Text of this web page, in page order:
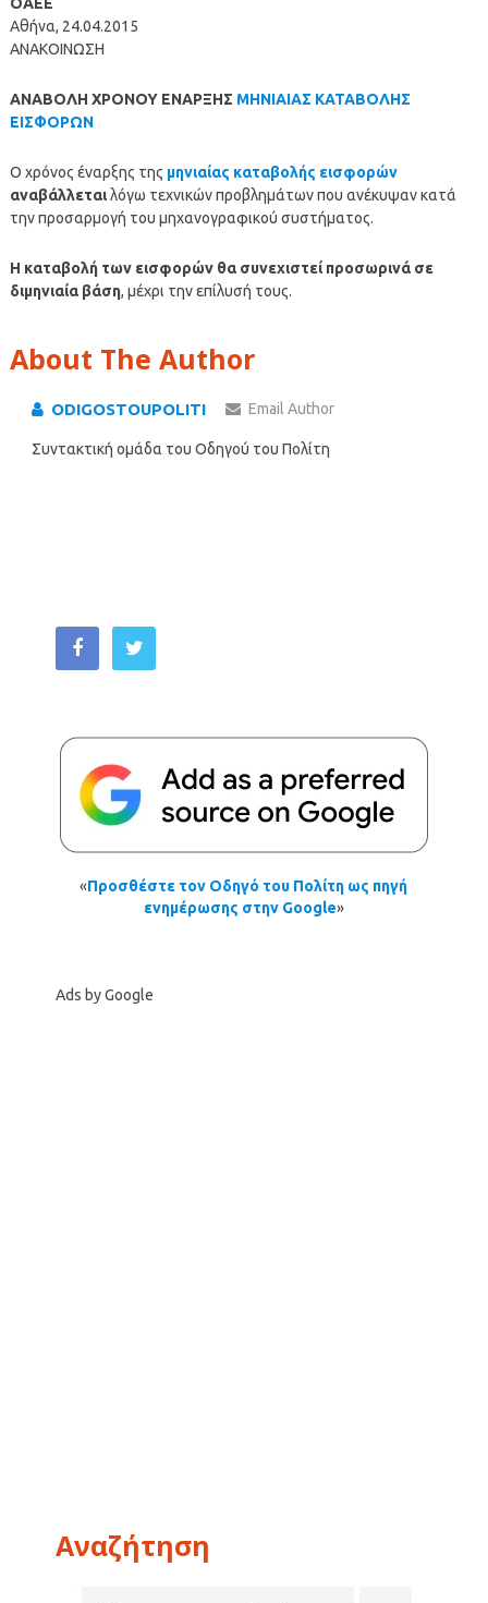
Αθήνα, 24.04.2015
ΑΝΑΚΟΙΝΩΣΗ
ΑΝΑΒΟΛΗ ΧΡΟΝΟΥ ΕΝΑΡΞΗΣ ΜΗΝΙΑΙΑΣ ΚΑΤΑΒΟΛΗΣ
ΕΙΣΦΟΡΩΝ
Ο χρόνος έναρξης της μηνιαίας καταβολής εισφορών
αναβάλλεταιλόγω τεχνικών προβλημάτων που ανέκυψαν κατά
την προσαρμογή του μηχανογραφικού συστήματος.
Η καταβολή των εισφορών θα συνεχιστεί προσωρινά σε
διμηνιαία βάση, μέχρι την επίλυσή τους.
About The Author
ODIGOSTOUPOLITI Email Author
Συντακτική ομάδα του Οδηγού του Πολίτη
«Προσθέστε τον Οδηγό του Πολίτη ως πηγή
ενημέρωσης στην Google»
Ads by Google
Αναζήτηση